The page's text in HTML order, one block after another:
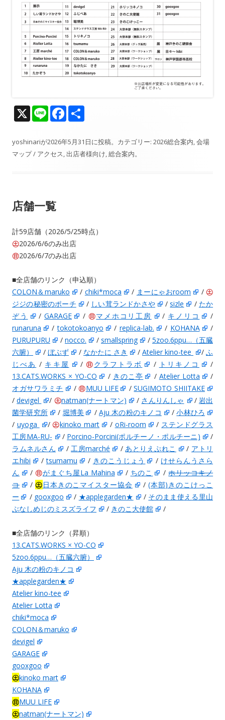
X Li
e
F
e
b
yoshinariが2026年5月31日に投稿。カテゴリー: 2026総合案内,会場
マップ / アクセス,出店者様向け,総合案内。
店舗一覧
計59店舗（2026/5/25時点）
㊏2026/6/6のみ出店
㊐2026/6/7のみ出店
■全店舗のリンク（申込順）
COLON＆maruko
/ chiki*moca / まーにゃおroom /㊏
ジジの秘密のポーチ
/ しい茸ランドかさや /sizle / たか
ぞう
/GARAGE / ㊐マメホコリ工房 / キノリコ
/
runaruna
/tokotokoanyo / replica-lab. / KOHANA
/
PURUPURU
/ nocco. / smallspring / 5zoo.6ppu…（五臓
六腑）
/ ぼぶず / なかたに さき / Atelier kino-tee / ふ
じべあ / キキ屋 / ㊐クラフトラボ / トリキノコ
/
13.CATS.WORKS × YO-CO
/ きのこ亭 / Atelier Lotta
/
オガサワラミチ
/㊐MUU LIFE /SUGIMOTO SHIITAKE
/devigel / ㊏natman(ナートマン) / さんりんしゃ / 岩出
菌学研究所
/ 堀博美 / Aju 木の粉のキノコ /小林ひろ
/ uyoga /㊏kinoko mart / oRi-room / ステンドグラス
工房MA-RU-
/ Porcino-Porcini(ポルチーノ・ポルチーニ)
/
ラムネルさん
/工房marché /あとりえぷれこ / アトリ
エhibi
/tsumamu / きのこうじょう / けせらんうさら
ん
/ ㊐がまぐち屋La Mahina / ちのこ /ホリッコキノ
コ
/ ㊏日本きのこマイスター協会 / (本部)きのこけっこ
ー
/ gooxgoo / ★applegarden★ / そのまま使える里山
ぶなしめじのミスズライフ
/ きのこ大使館 /
■全店舗のリンク（昇順）
13.CATS.WORKS × YO-CO
5zoo.6ppu…（五臓六腑）
Aju 木の粉のキノコ
★applegarden★
Atelier kino-tee
Atelier Lotta
chiki*moca
COLON＆maruko
devigel
GARAGE
gooxgoo
㊏kinoko mart
KOHANA
㊐MUU LIFE
㊏natman(ナートマン)